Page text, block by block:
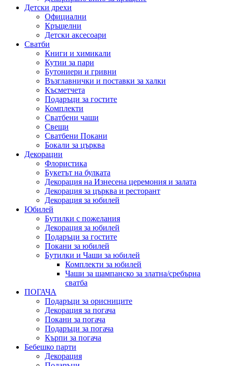
Детски дрехи
Официални
Кръщелни
Детски аксесоари
Сватби
Книги и химикали
Кутии за пари
Бутониери и гривни
Възглавнички и поставки за халки
Късметчета
Подаръци за гостите
Комплекти
Сватбени чаши
Свещи
Сватбени Покани
Бокали за църква
Декорации
Флористика
Букетът на булката
Декорация на Изнесена церемония и залата
Декорация за църква и ресторант
Декорация за юбилей
Юбилей
Бутилки с пожелания
Декорация за юбилей
Подаръци за гостите
Покани за юбилей
Бутилки и Чаши за юбилей
Комплекти за юбилей
Чаши за шампанско за златна/сребърна
сватба
ПОГАЧА
Подаръци за орисниците
Декорация за погача
Покани за погача
Подаръци за погача
Кърпи за погача
Бебешко парти
Декорация